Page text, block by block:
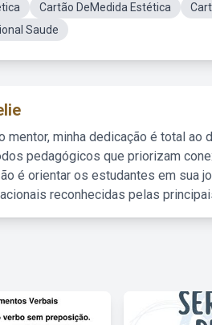
Cartão DeMedida Estética
Saude
mentor, minha dedicação é total
pedagógicos que priorizam
é orientar os estudantes em sua
reconhecidas pelas